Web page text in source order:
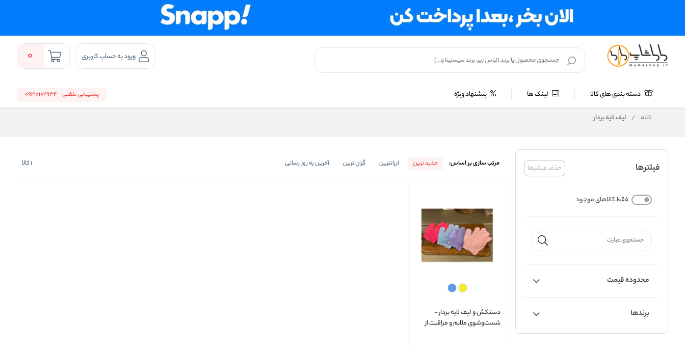
ورود به حساب کاربری 0
دسته بندی های کالا لینک ها پیشنهاد ویژه پشتیبانی تلفنی 09210102934
خانه / لیف لایه بردار
حذف فیلترها فیلترها
فقط کالاهای موجود
محدوده قیمت
برندها
مرتب سازی بر اساس: جدید ترین ارزانترین گران ترین آخرین به روز رسانی 1کالا
دستکش و لیف لایه بردار -
شست‌وشوی ملایم و مراقبت از